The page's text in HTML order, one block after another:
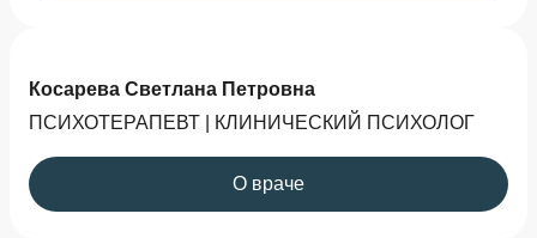
Косарева Светлана Петровна
ПСИХОТЕРАПЕВТ | КЛИНИЧЕСКИЙ ПСИХОЛОГ
О враче